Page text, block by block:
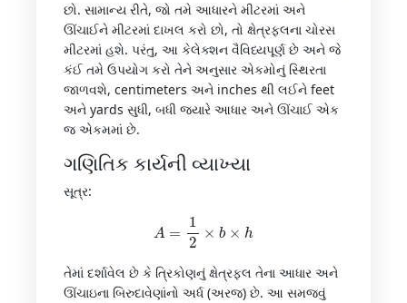
છો. સામાન્ય રીતે, જો તમે આધારને મીટરમાં અને
ઊંચાઈને મીટરમાં દાખલ કરો છો, તો ક્ષેત્રફલના ચોરસ
મીટરમાં હશે. પરંતુ, આ કેલેક્શન વૈવિધ્યપૂર્ણ છે અને જે
કંઈ તમે ઉપયોગ કરો તેને અનુસાર એકમોનું સ્થિરતા
જાળવશે, centimeters અને inches થી લઈને feet
અને yards સુધી, બધી જ્યારે આધાર અને ઊંચાઈ એક
જ એકમમાં છે.
ગણિતિક કાર્યની વ્યાખ્યા
સૂત્ર:
1
તેમાં દર્શાવેલ છે કે ત્રિકોણનું ક્ષેત્રફલ તેના આધાર અને
ઊંચાઇના બિરુદાવેણાંનો અર્ધ (અરજ) છે. આ સમજવું